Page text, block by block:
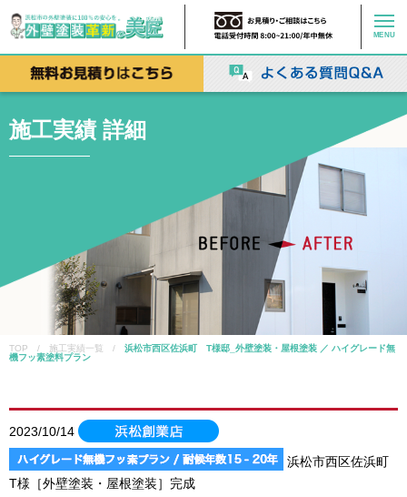
MENU
施工実績 詳細
TOP / 施工実績一覧 / 浜松市西区佐浜町 T様邸_外壁塗装・屋根塗装 ／ ハイグレード無
機フッ素塗料プラン
2023/10/14
浜松市西区佐浜町
T様［外壁塗装・屋根塗装］完成